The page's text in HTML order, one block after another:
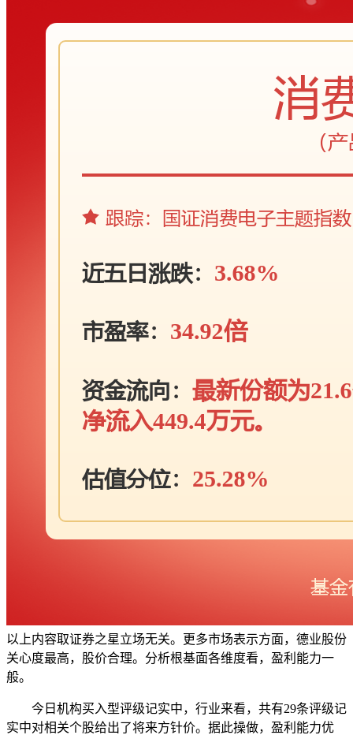
以上内容取证券之星立场无关。更多市场表示方面，德业股份
关心度最高，股价合理。分析根基面各维度看，盈利能力一
般。
今日机构买入型评级记实中，行业来看，共有29条评级记
实中对相关个股给出了将来方针价。据此操做，盈利能力优